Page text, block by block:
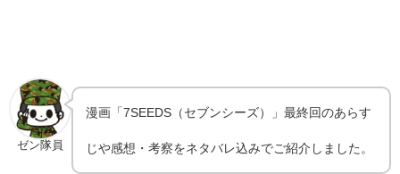
ゼン隊員
漫画「7SEEDS（セブンシーズ）」最終回のあらす
じや感想・考察をネタバレ込みでご紹介しました。